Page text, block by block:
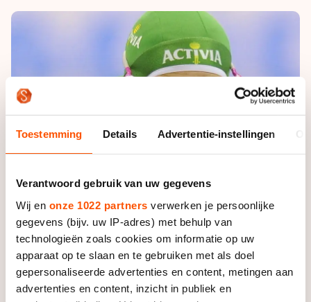
Toestemming Details Advertentie-instellingen
Verantwoord gebruik van uw gegevens
Wij en onze 1022 partners verwerken je persoonlijke
gegevens (bijv. uw IP-adres) met behulp van
technologieën zoals cookies om informatie op uw
apparaat op te slaan en te gebruiken met als doel
gepersonaliseerde advertenties en content, metingen aan
advertenties en content, inzicht in publiek en
Schoonrijden
Inlineskaten
Inschrijven wedstrijden
Algemene Nederlandse Schaatstijd
Deze zomer de weg op
Waar kan ik schaatsen en skaten?
Alles voor jou als schaatsfan
Evenementen
Olympische Spelen
Olympische Spelen
Medaille overzicht
Olympische uitslagen
Van Jong tot Goud verhalen